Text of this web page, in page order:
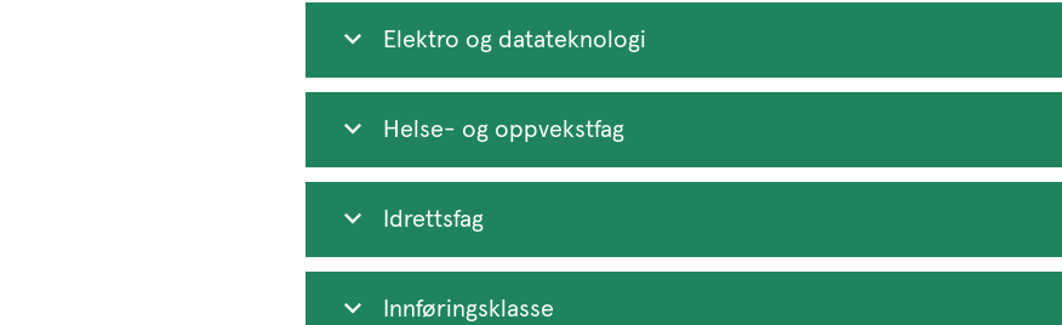
Elektro og datateknologi
Helse- og oppvekstfag
Idrettsfag
Innføringsklasse